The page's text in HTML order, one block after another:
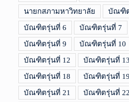
นายกสภามหาวิทยาลัย บัณฑิ
บัณฑิตรุ่นที่ 6 บัณฑิตรุ่นที่ 7
บัณฑิตรุ่นที่ 9 บัณฑิตรุ่นที่ 10
บัณฑิตรุ่นที่ 12 บัณฑิตรุ่นที่ 13
บัณฑิตรุ่นที่ 18 บัณฑิตรุ่นที่ 19
บัณฑิตรุ่นที่ 21 บัณฑิตรุ่นที่ 22